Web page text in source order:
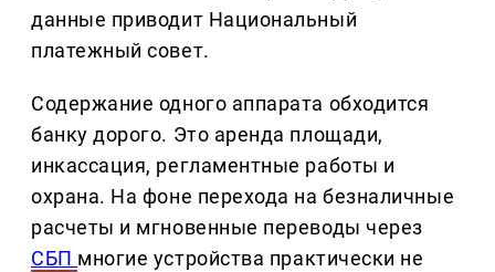
данные приводит Национальный
платежный совет.
Содержание одного аппарата обходится
банку дорого. Это аренда площади,
инкассация, регламентные работы и
охрана. На фоне перехода на безналичные
расчеты и мгновенные переводы через
СБП многие устройства практически не